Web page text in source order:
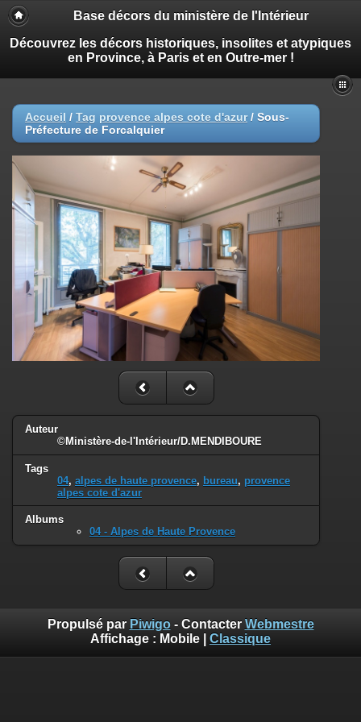
Base décors du ministère de l'Intérieur
Découvrez les décors historiques, insolites et atypiques
en Province, à Paris et en Outre-mer !
Accueil / Tag provence alpes cote d'azur/ Sous-
Préfecture de Forcalquier
Auteur
©Ministère-de-l'Intérieur/D.MENDIBOURE
Tags
04, alpes de haute provence, bureau, provence
alpes cote d'azur
Albums
04 - Alpes de Haute Provence
Propulsé par Piwigo- Contacter Webmestre
Affichage : Mobile Classique